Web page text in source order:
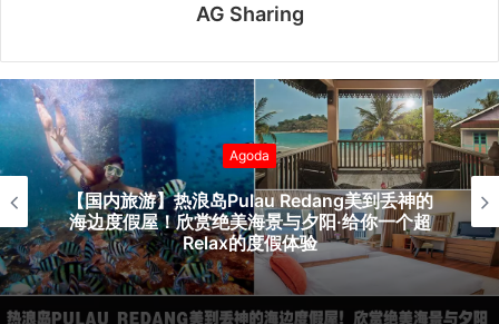
AG Sharing
Agoda
【国内旅行】Melaka马六甲超精致酒店推荐·好
评推荐·精选酒店